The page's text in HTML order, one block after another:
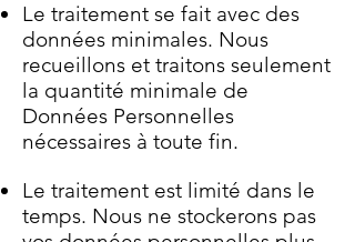
Le traitement se fait avec des
données minimales. Nous
recueillons et traitons seulement
la quantité minimale de
Données Personnelles
nécessaires à toute fin.
Le traitement est limité dans le
temps. Nous ne stockerons pas